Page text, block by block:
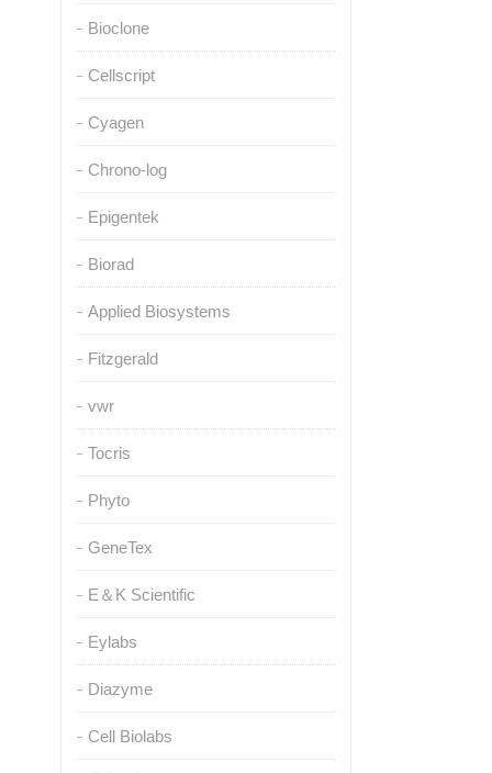
Bioclone
Cellscript
Cyagen
Chrono-log
Epigentek
Biorad
Applied Biosystems
Fitzgerald
vwr
Tocris
Phyto
GeneTex
E＆K Scientific
Eylabs
Diazyme
Cell Biolabs